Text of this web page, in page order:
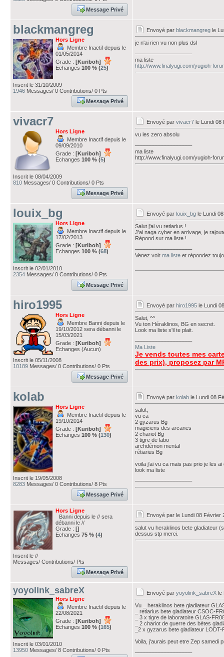
Message Privé
blackmangreg
Hors Ligne
Membre Inactif depuis le
01/05/2014
Grade : [Kuriboh]
Echanges 100 % (25)
Inscrit le 31/10/2009
1946 Messages/ 0 Contributions/ 0 Pts
Message Privé
Envoyé par blackmangreg le
je n'ai rien vu non plus dsl
ma liste
http://www.finalyugi.com/yugioh-
vivacr7
Hors Ligne
Membre Inactif depuis le
09/09/2010
Grade : [Kuriboh]
Echanges 100 % (5)
Inscrit le 08/04/2009
810 Messages/ 0 Contributions/ 0 Pts
Message Privé
Envoyé par vivacr7 le Lundi 08
vu les zero absolu
ma liste
http://www.finalyugi.com/yugioh-
louix_bg
Hors Ligne
Membre Inactif depuis le
17/02/2013
Grade : [Kuriboh]
Echanges 100 % (68)
Inscrit le 02/01/2010
2354 Messages/ 0 Contributions/ 0 Pts
Message Privé
Envoyé par louix_bg le Lundi
Salut j'ai vu retiarius !
J'ai naga cyber en arrivage, je
Répond sur ma liste !
Venez voir ma liste et répondez
hiro1995
Hors Ligne
Membre Banni depuis le
19/10/2012 sera débanni le
15/03/2021
Grade : [Kuriboh]
Echanges (Aucun)
Inscrit le 05/11/2008
10189 Messages/ 0 Contributions/ 0 Pts
Message Privé
Envoyé par hiro1995 le Lundi
Salut, ^^
Vu ton Héraklinos, BG en secret.
Look ma liste s'il te plait.
Ma Liste
Je vends toutes mes
des prix), proposez par
kolab
Hors Ligne
Membre Inactif depuis le
19/10/2014
Grade : [Kuriboh]
Echanges 100 % (130)
Inscrit le 19/05/2008
8283 Messages/ 0 Contributions/ 8 Pts
Message Privé
Envoyé par kolab le Lundi 08
salut,
vu ca
2 gyzarus Bg
magiciens des arcanes
2 chariot Bg
3 tigre de labo
archdémon mental
rétiarius Bg
voila j'ai vu ca mais pas prio je les ai
look ma liste
Hors Ligne
Banni depuis le // sera
débanni le //
Grade : []
Echanges 75 % (4)
Inscrit le //
Messages/ Contributions/ Pts
Message Privé
Envoyé par le Lundi 08 Février
salut vu heraklinos bete gladiateur
dessus stp merci.
yoyolink_sabreX
Hors Ligne
Membre Inactif depuis le
22/08/2021
Grade : [Kuriboh]
Echanges 100 % (165)
Inscrit le 03/01/2010
13950 Messages/ 8 Contributions/ 0 Pts
Envoyé par yoyolink_sabreX le
Vu _ heraklinos bete gladiateur
_ retiarius bete gladiateur CSOC-
_ 3 x tigre de laboratoire GLAS-
_ 2 chariot de guerre des bétes
_2 x gyzarus bete gladiateur LODT-
Voila, j'aurais peut etre Zep samedi